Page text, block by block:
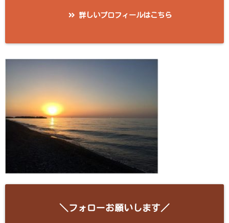
詳しいプロフィールはこちら
＼フォローお願いします／